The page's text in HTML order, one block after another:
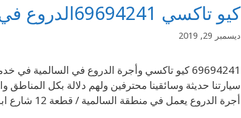
كيو تاكسي 69694241الدروع في السالمية Kio Taxi
ديسمبر 29, 2019
69694241 كيو تاكسي وأجرة الدروع في
أجرة الدروع يعمل في منطقة السالمية / قطعة 12 شارع ابو ذر الغفاري بمحافظة حولي والمناطق …